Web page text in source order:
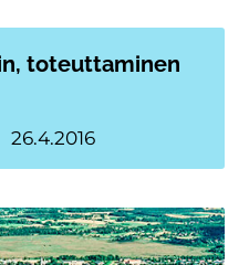
toteuttaminen
26.4.2016